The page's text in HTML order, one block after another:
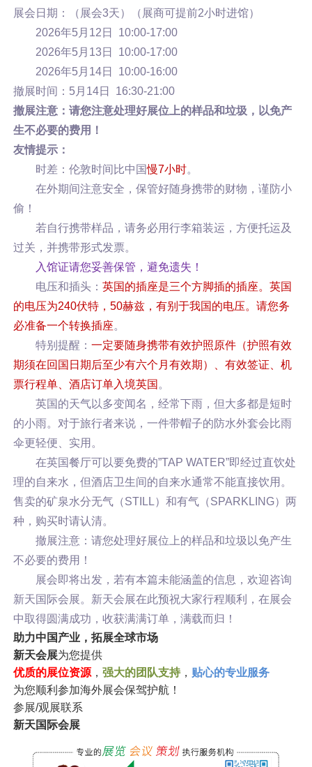
展会日期：（展会3天）（展商可提前2小时进馆）
2026年5月12日 10:00-17:00
2026年5月13日 10:00-17:00
2026年5月14日 10:00-16:00
撤展时间：5月14日 16:30-21:00
撤展注意：请您注意处理好展位上的样品和垃圾，以免产
生不必要的费用！
友情提示：
时差：伦敦时间比中国慢7小时。
在外期间注意安全，保管好随身携带的财物，谨防小
偷！
若自行携带样品，请务必用行李箱装运，方便托运及
过关，并携带形式发票。
入馆证请您妥善保管，避免遗失！
电压和插头： 英国的插座是三个方脚插的插座。英国
的电压为240伏特，50赫兹，有别于我国的电压。请您务
必准备一个转换插座。
特别提醒： 一定要随身携带有效护照原件（护照有效
期须在回国日期后至少有六个月有效期）、有效签证、机
票行程单、酒店订单入境英国 。
英国的天气以多变闻名，经常下雨，但大多都是短时
的小雨。对于旅行者来说，一件带帽子的防水外套会比雨
伞更轻便、实用。
在英国餐厅可以要免费的”TAP WATER”即经过直饮处
理的自来水，但酒店卫生间的自来水通常不能直接饮用。
售卖的矿泉水分无气（STILL）和有气（SPARKLING）两
种，购买时请认清。
撤展注意：请您处理好展位上的样品和垃圾以免产生
不必要的费用！
展会即将出发，若有本篇未能涵盖的信息，欢迎咨询
新天国际会展。新天会展在此预祝大家行程顺利，在展会
中取得圆满成功，收获满满订单，满载而归！
助力中国产业，拓展全球市场
新天会展为您提供
优质的展位资源， 强大的团队支持， 贴心的专业服务
为您顺利参加海外展会保驾护航！
参展/观展联系
新天国际会展